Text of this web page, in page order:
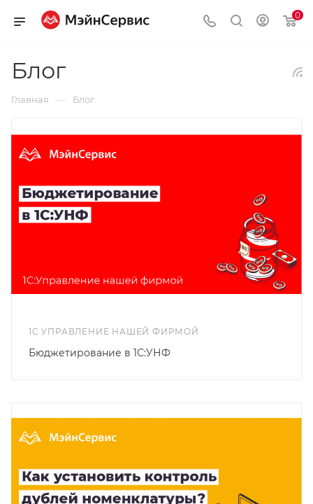
0
Блог
Главная — Блог
1С УПРАВЛЕНИЕ НАШЕЙ ФИРМОЙ
Бюджетирование в 1С:УНФ